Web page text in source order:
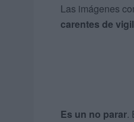
Las imágenes
carentes de
Es un no parar.